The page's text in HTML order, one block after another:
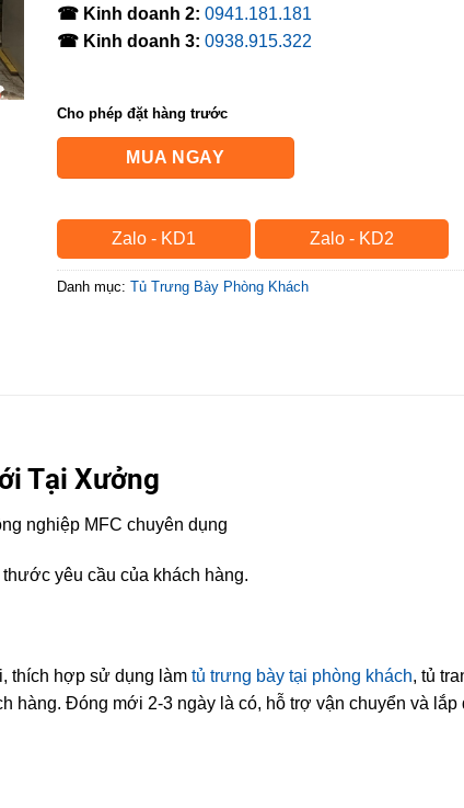
☎ Kinh doanh 2: 0941.181.181
☎ Kinh doanh 3: 0938.915.322
Cho phép đặt hàng trước
MUA NGAY
Zalo - KD1 Zalo - KD2
Danh mục: Tủ Trưng Bày Phòng Khách
Tại Xưởng
nghiệp MFC chuyên dụng
yêu cầu của khách hàng.
thích hợp sử dụng làm tủ trưng bày tại phòng khách, tủ
hàng. Đóng mới 2-3 ngày là có, hỗ trợ vận chuyển và lắp